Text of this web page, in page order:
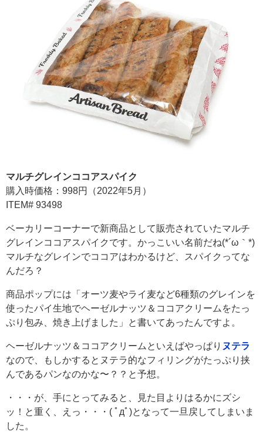
マルチグレインココアスパイク
購入時価格：998円（2022年5月）
ITEM# 93498
ベーカリーコーナーで新商品として販売されていたマルチ
グレインココアスパイクです。かっこいい名前だね(*´ω｀*)
マルチなグレインでココアはわかるけど、スパイクってな
んだろ？
商品ポップには「オーツ麦やライ麦など6種類のグレインを
使ったパイ生地でヘーゼルナッツ＆ココアクリームをたっ
ぷり包み、焼き上げました」と書いてあったんですよ。
ヘーゼルナッツ＆ココアクリームといえばやっぱり ヌテラ
なので、もしかするとヌテラ的なフィリングがたっぷり挟
んであるパンなのかな〜？？と予想。
・・・が、手にとってみると、見た目よりはるかにズシ
ッ！と重く、えっ・・・( ﾟдﾟ)となって一旦戻してしまいま
した。